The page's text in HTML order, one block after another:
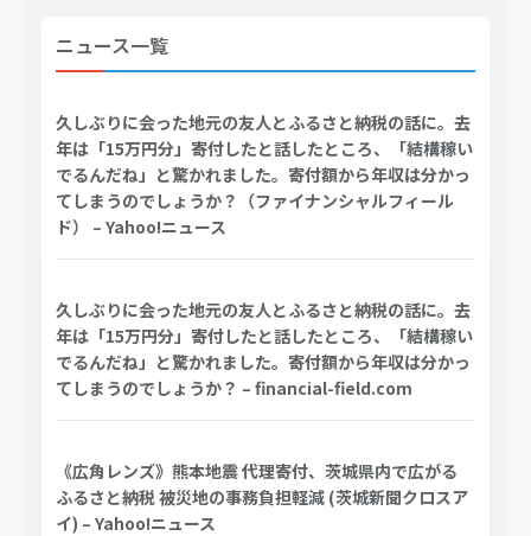
ニュース一覧
久しぶりに会った地元の友人とふるさと納税の話に。去
年は「15万円分」寄付したと話したところ、「結構稼い
でるんだね」と驚かれました。寄付額から年収は分かっ
てしまうのでしょうか？（ファイナンシャルフィール
ド） – Yahoo!ニュース
久しぶりに会った地元の友人とふるさと納税の話に。去
年は「15万円分」寄付したと話したところ、「結構稼い
でるんだね」と驚かれました。寄付額から年収は分かっ
てしまうのでしょうか？ – financial-field.com
《広角レンズ》熊本地震 代理寄付、茨城県内で広がる
ふるさと納税 被災地の事務負担軽減 (茨城新聞クロスア
イ) – Yahoo!ニュース